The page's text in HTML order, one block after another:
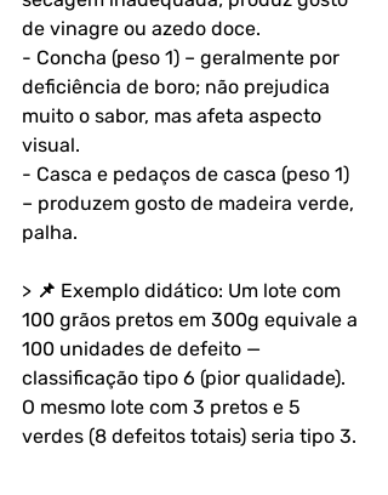
de vinagre ou azedo doce.
- Concha (peso 1) – geralmente por
deficiência de boro; não prejudica
muito o sabor, mas afeta aspecto
visual.
- Casca e pedaços de casca (peso 1)
– produzem gosto de madeira verde,
palha.
> 📌 Exemplo didático: Um lote com
100 grãos pretos em 300g equivale a
100 unidades de defeito —
classificação tipo 6 (pior qualidade).
O mesmo lote com 3 pretos e 5
verdes (8 defeitos totais) seria tipo 3.